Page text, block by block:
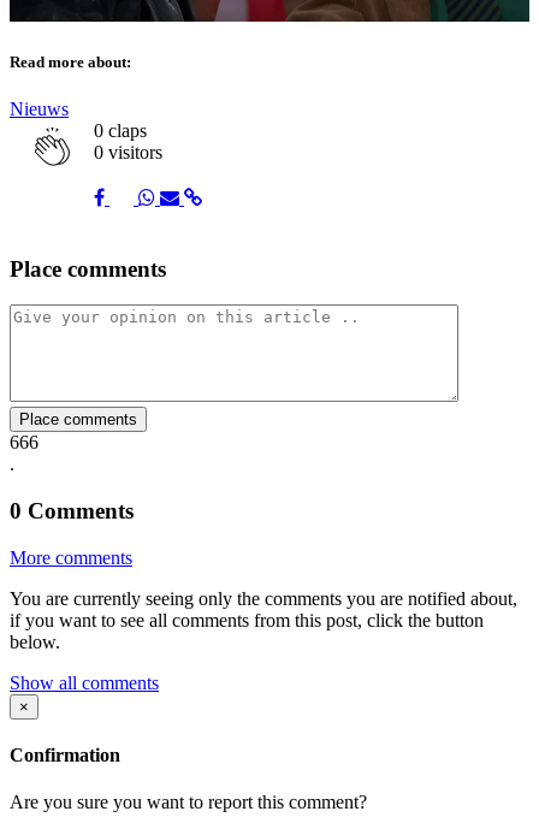
Read more about:
Nieuws
0 claps
0 visitors
Share
on
Share
on
Share
on
ShareShare
Place comments
Place comments
666
.
0 Comments
More comments
You are currently seeing only the comments you are notified about,
if you want to see all comments from this post, click the button
below.
Show all comments
×
Confirmation
Are you sure you want to report this comment?